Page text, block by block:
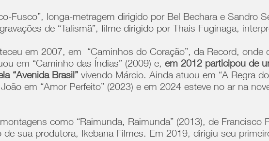
Fusco”, longa-metragem dirigido por Bel Bechara e Sandro
de “Talismã”, filme dirigido por Thais Fuginaga,
em 2007, em “Caminhos do Coração”, da Record, onde
em “Caminho das Índias” (2009) e,em 2012 participou de
“Avenida Brasil”vivendo Márcio. Ainda atuou em “A Regra
em “Amor Perfeito” (2023) e em 2024 esteve no ar na
como “Raimunda, Raimunda” (2013), de Francisco
sua produtora, Ikebana Filmes. Em 2019, dirigiu seu